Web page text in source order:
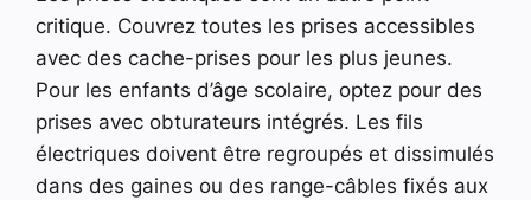
critique. Couvrez toutes les prises accessibles
avec des cache-prises pour les plus jeunes.
Pour les enfants d’âge scolaire, optez pour des
prises avec obturateurs intégrés. Les fils
électriques doivent être regroupés et dissimulés
dans des gaines ou des range-câbles fixés aux